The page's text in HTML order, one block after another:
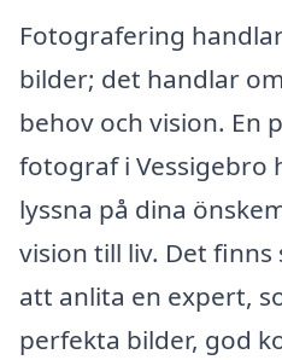
Fotografering
bilder; det handlar
behov och vision. En
fotograf i Vessigebro
lyssna på dina
vision till liv. Det
att anlita en expert,
perfekta bilder, god